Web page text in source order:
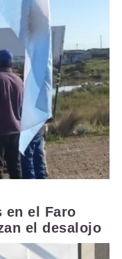
en el Faro
el desalojo